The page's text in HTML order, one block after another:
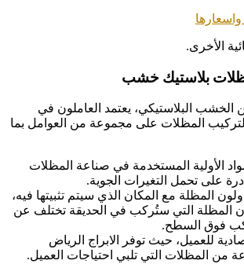
واسعارها
الأخرى.
بلاستيك خشب
البلاستيكي، يعتمد العاملون في
لتركيب المظلات على مجموعة من العوامل بما
الأولية المستخدمة في صناعة المظلات
على تحمل التغيرات الجوية.
المظلة مع المكان الذي سيتم تثبيتها فيه،
المظلة التي ستُركب في الحديقة تختلف عن
فوق السطح.
للعميل، حيث توفر الابراج الرياض
من المظلات التي تلبي احتياجات العميل.